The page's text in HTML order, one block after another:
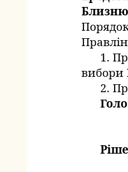
1.
вибори
2.